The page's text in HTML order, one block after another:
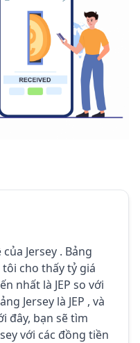
Jersey . Bảng
cho thấy tỷ giá
nhất là JEP so với
Jersey là JEP , và
đây, bạn sẽ tìm
với các đồng tiền